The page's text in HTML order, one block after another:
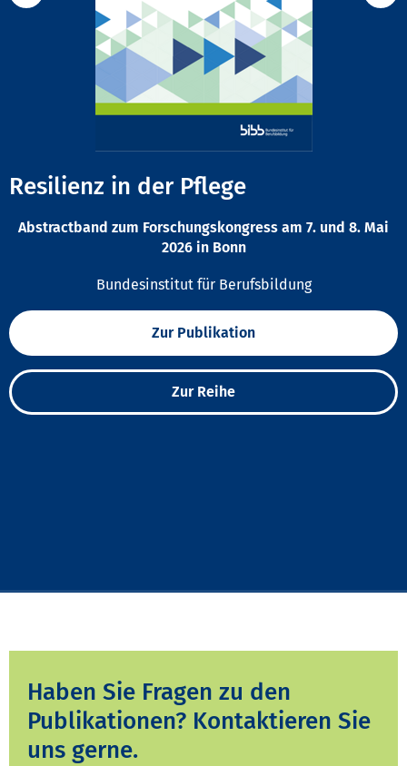
Resilienz in der Pflege
Abstractband zum Forschungskongress am 7. und 8. Mai
2026 in Bonn
Bundesinstitut für Berufsbildung
Zur Publikation
Zur Reihe
Haben Sie Fragen zu den
Publikationen? Kontaktieren Sie
uns gerne.